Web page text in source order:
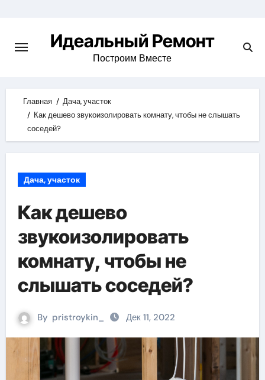
content
Идеальный Ремонт
Построим Вместе
Главная
Дача, участок
Как дешево звукоизолировать комнату, чтобы не слышать
соседей?
Дача, участок
Как дешево
звукоизолировать
комнату, чтобы не
слышать соседей?
By pristroykin_ Дек 11, 2022